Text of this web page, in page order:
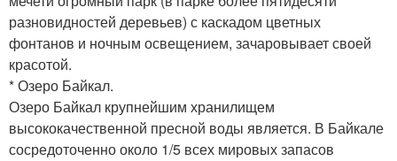
разновидностей деревьев) с каскадом цветных
фонтанов и ночным освещением, зачаровывает своей
красотой.
* Озеро Байкал.
Озеро Байкал крупнейшим хранилищем
высококачественной пресной воды является. В Байкале
сосредоточенно около 1/5 всех мировых запасов